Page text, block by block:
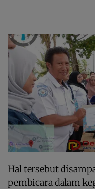
Hal tersebut
pembicara dalam